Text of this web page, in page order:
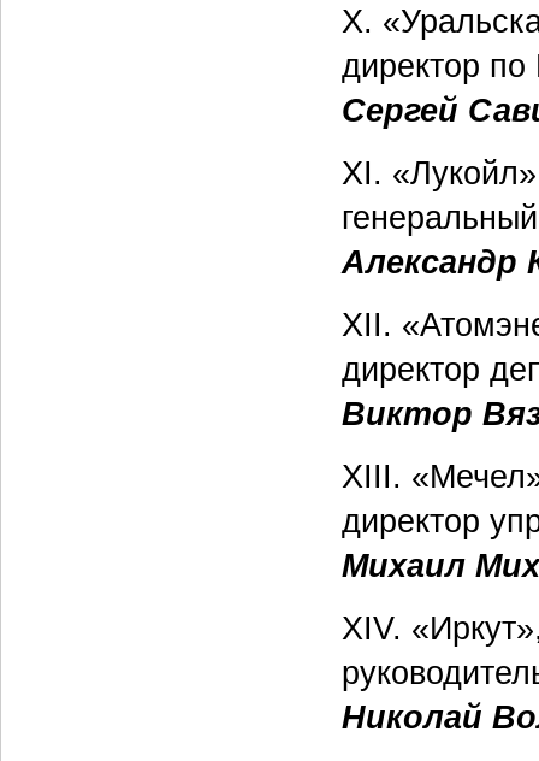
X.
директор
Сергей
XI.
Александр
XII.
директор
Виктор
XIII.
директор
Михаил
XIV.
Николай